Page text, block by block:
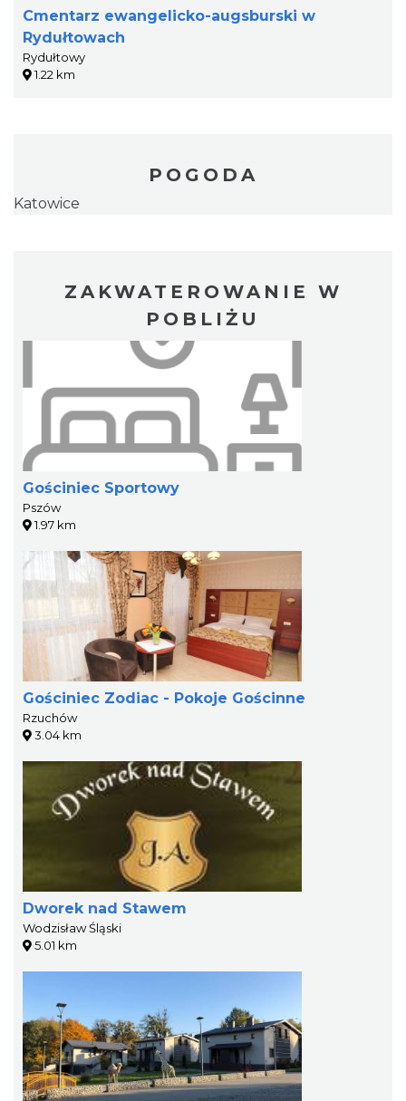
Cmentarz ewangelicko-augsburski w
Rydułtowach
Rydułtowy
1.22 km
POGODA
Katowice
ZAKWATEROWANIE W
POBLIŻU
Gościniec Sportowy
Pszów
1.97 km
Gościniec Zodiac - Pokoje Gościnne
Rzuchów
3.04 km
Dworek nad Stawem
Wodzisław Śląski
5.01 km